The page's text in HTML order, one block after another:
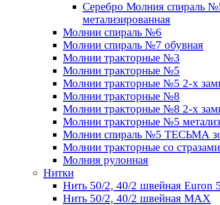
Серебро Молния спираль
метализированная
Молнии спираль №6
Молнии спираль №7 обувная
Молнии тракторные №3
Молнии тракторные №5
Молнии тракторные №5 2-х
Молнии тракторные №8
Молнии тракторные №8 2-х
Молнии тракторные №5
Молнии спираль №5 ТЕСЬМА
Молнии тракторные со стразами
Молния рулонная
Нитки
Нить 50/2, 40/2 швейная Euron
Нить 50/2, 40/2 швейная МАХ